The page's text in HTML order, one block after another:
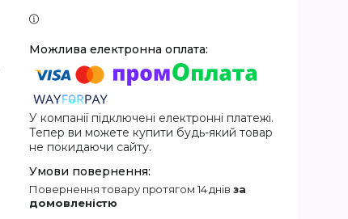
У компанії підключені електронні платежі.
Тепер ви можете купити будь-який товар
не покидаючи сайту.
повернення товару протягом 14 днів за
домовленістю